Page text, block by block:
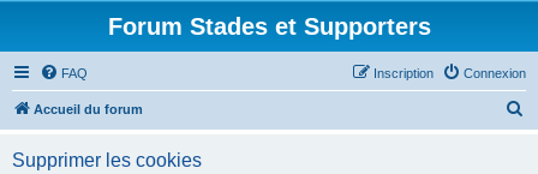
Forum Stades et Supporters
FAQ Connexion
Inscription
Accueil du forum
Supprimer les cookies